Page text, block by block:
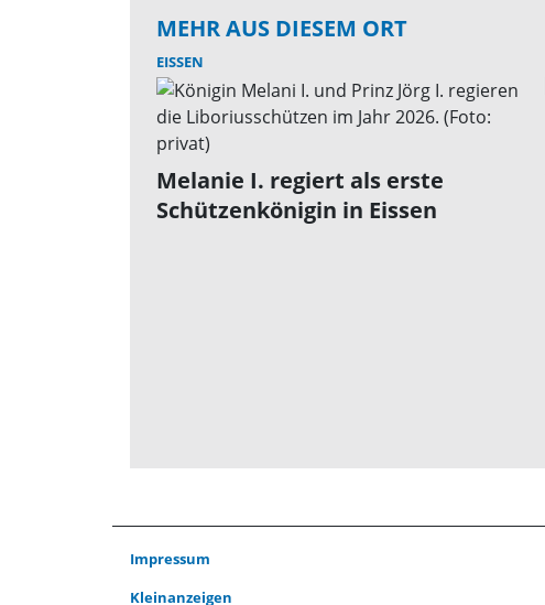
MEHR AUS DIESEM ORT
EISSEN
Melanie I. regiert als erste
Schützenkönigin in Eissen
Impressum
Kleinanzeigen